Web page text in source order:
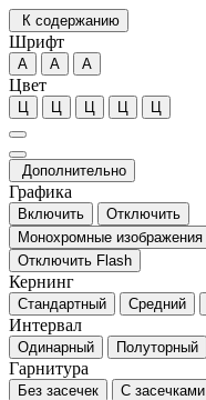
К содержанию
Шрифт
А А А
Цвет
Ц Ц Ц Ц Ц
Дополнительно
Графика
Включить
Отключить
Монохромные изображения
Отключить Flash
Кернинг
Стандартный Средний
Интервал
Одинарный Полуторный
Гарнитура
Без засечек С засечками